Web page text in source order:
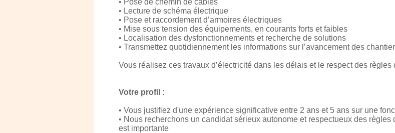
• Pose de chemin de câbles
• Lecture de schéma électrique
• Pose et raccordement d’armoires électriques
• Mise sous tension des équipements, en courants forts et faibles
• Localisation des dysfonctionnements et recherche de solutions
• Transmettez quotidiennement les informations sur l’avancement des
Vous réalisez ces travaux d’électricité dans les délais et le respect des
Votre profil :
• Vous justifiez d'une expérience significative entre 2 ans et 5 ans sur une
• Nous recherchons un candidat sérieux autonome et respectueux des
est importante